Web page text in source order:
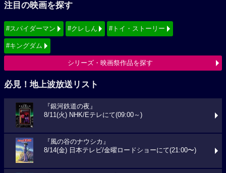
注目の映画を探す
#スパイダーマン #クレしん #トイ・ストーリー
#キングダム
シリーズ・映画祭作品を探す
必見！地上波放送リスト
『銀河鉄道の夜』
8/11(火) NHK/Eテレにて(09:00～)
『風の谷のナウシカ』
8/14(金) 日本テレビ/金曜ロードショーにて(21:00〜)